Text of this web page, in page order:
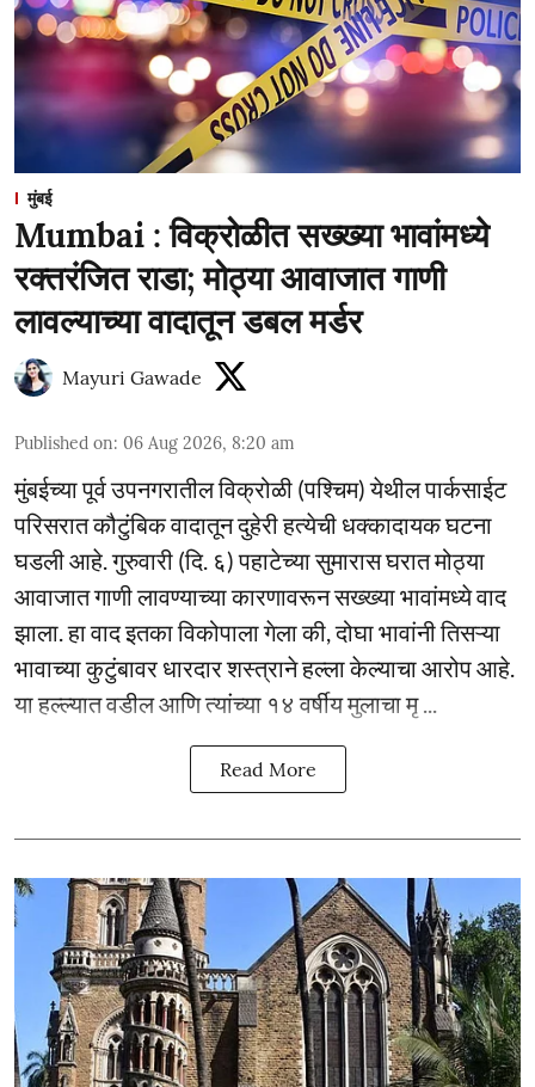
मुंबई
Mumbai : विक्रोळीत सख्ख्या भावांमध्ये
रक्तरंजित राडा; मोठ्या आवाजात गाणी
लावल्याच्या वादातून डबल मर्डर
Mayuri Gawade
Published on: 06 Aug 2026, 8:20 am
मुंबईच्या पूर्व उपनगरातील विक्रोळी (पश्चिम) येथील पार्कसाईट
परिसरात कौटुंबिक वादातून दुहेरी हत्येची धक्कादायक घटना
घडली आहे. गुरुवारी (दि. ६) पहाटेच्या सुमारास घरात मोठ्या
आवाजात गाणी लावण्याच्या कारणावरून सख्ख्या भावांमध्ये वाद
झाला. हा वाद इतका विकोपाला गेला की, दोघा भावांनी तिसऱ्या
भावाच्या कुटुंबावर धारदार शस्त्राने हल्ला केल्याचा आरोप आहे.
या हल्ल्यात वडील आणि त्यांच्या १४ वर्षीय मुलाचा मृ ...
Read More